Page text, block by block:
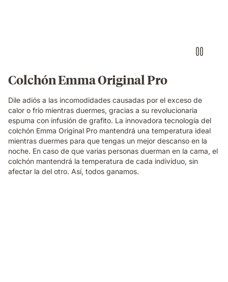
Colchón Emma Original Pro
Dile adiós a las incomodidades causadas por el exceso de
calor o frío mientras duermes, gracias a su revolucionaria
espuma con infusión de grafito. La innovadora tecnología del
colchón Emma Original Pro mantendrá una temperatura ideal
mientras duermes para que tengas un mejor descanso en la
noche. En caso de que varias personas duerman en la cama, el
colchón mantendrá la temperatura de cada individuo, sin
afectar la del otro. Así, todos ganamos.